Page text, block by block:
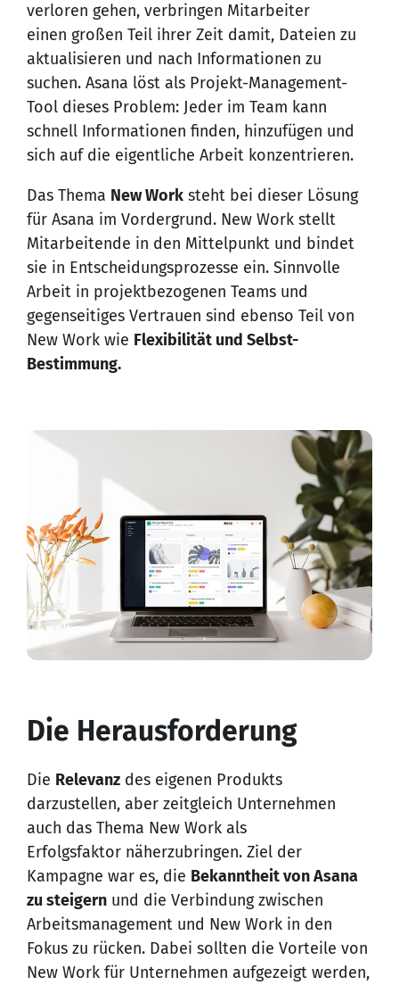
verloren gehen, verbringen Mitarbeiter
einen großen Teil ihrer Zeit damit, Dateien zu
aktualisieren und nach Informationen zu
suchen. Asana löst als Projekt-Management-
Tool dieses Problem: Jeder im Team kann
schnell Informationen finden, hinzufügen und
sich auf die eigentliche Arbeit konzentrieren.
Das Thema New Work steht bei dieser Lösung
für Asana im Vordergrund. New Work stellt
Mitarbeitende in den Mittelpunkt und bindet
sie in Entscheidungsprozesse ein. Sinnvolle
Arbeit in projektbezogenen Teams und
gegenseitiges Vertrauen sind ebenso Teil von
New Work wie Flexibilität und Selbst-
Bestimmung.
Die Herausforderung
Die Relevanz des eigenen Produkts
darzustellen, aber zeitgleich Unternehmen
auch das Thema New Work als
Erfolgsfaktor näherzubringen. Ziel der
Kampagne war es, die Bekanntheit von Asana
zu steigern und die Verbindung zwischen
Arbeitsmanagement und New Work in den
Fokus zu rücken. Dabei sollten die Vorteile von
New Work für Unternehmen aufgezeigt werden,